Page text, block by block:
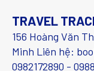
TRAVEL
156 Hoàng Văn
Minh Liên hệ:
0982172890 -